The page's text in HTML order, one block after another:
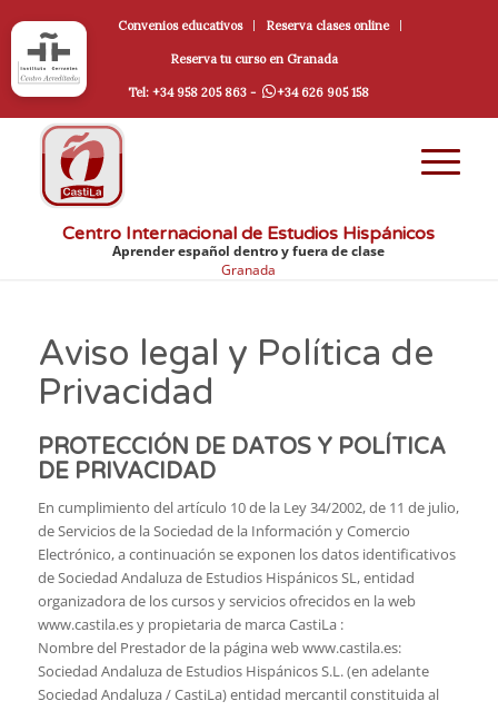
Convenios educativos Reserva clases online
Reserva tu curso en Granada
Tel: +34 958 205 863 - +34 626 905 158
Centro Internacional de Estudios Hispánicos
Aprender español dentro y fuera de clase
Granada
Aviso legal y Política de
Privacidad
PROTECCIÓN DE DATOS Y POLÍTICA
DE PRIVACIDAD
En cumplimiento del artículo 10 de la Ley 34/2002, de 11 de julio,
de Servicios de la Sociedad de la Información y Comercio
Electrónico, a continuación se exponen los datos identificativos
de Sociedad Andaluza de Estudios Hispánicos SL, entidad
organizadora de los cursos y servicios ofrecidos en la web
www.castila.es y propietaria de marca CastiLa :
Nombre del Prestador de la página web www.castila.es:
Sociedad Andaluza de Estudios Hispánicos S.L. (en adelante
Sociedad Andaluza / CastiLa) entidad mercantil constituida al